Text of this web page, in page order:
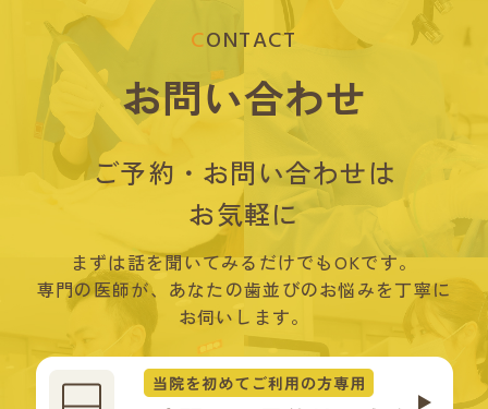
CONTACT
お問い合わせ
ご予約・お問い合わせは
お気軽に
まずは話を聞いてみるだけでもOKです。
専門の医師が、あなたの歯並びのお悩みを丁寧に
お伺いします。